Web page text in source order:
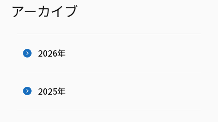
アーカイブ
2026年
2025年